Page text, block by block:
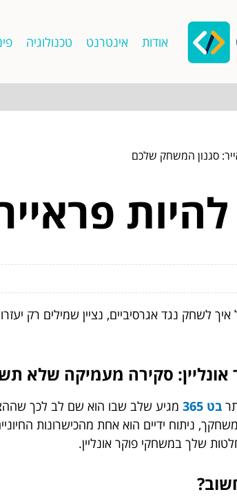
אודות אינטרנט טכנולוגיה
סגנון המשחק שלכם
לשחק נגד אגרסיביים, נציין שמילים רק
אונליין: סקירה מעמיקה שלא
בט 365
מגיע שלב שבו הוא שם לב לכך
ניתוח ידיים הוא אחת מהכישרונות
שלך במשחקי פוקר אונליין.